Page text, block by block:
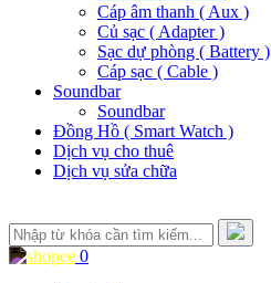
Cáp âm thanh ( Aux )
Củ sạc ( Adapter )
Sạc dự phòng ( Battery )
Cáp sạc ( Cable )
Soundbar
Soundbar
Đồng Hồ ( Smart Watch )
Dịch vụ cho thuê
Dịch vụ sửa chữa
0